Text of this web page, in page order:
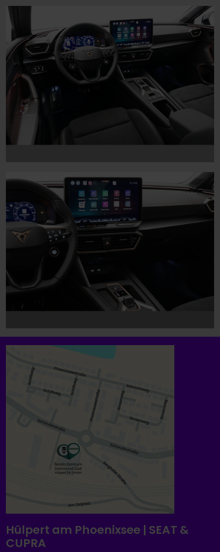
Hülpert am Phoenixsee | SEAT &
CUPRA